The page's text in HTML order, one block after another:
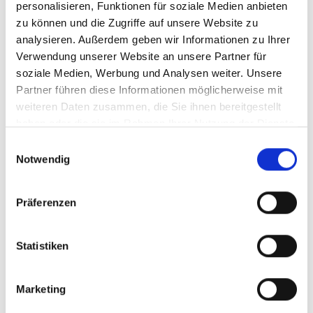
personalisieren, Funktionen für soziale Medien anbieten
zu können und die Zugriffe auf unsere Website zu
analysieren. Außerdem geben wir Informationen zu Ihrer
Verwendung unserer Website an unsere Partner für
soziale Medien, Werbung und Analysen weiter. Unsere
Partner führen diese Informationen möglicherweise mit
weiteren Daten zusammen, die Sie ihnen bereitgestellt
Notwendig
Präferenzen
Statistiken
Marketing